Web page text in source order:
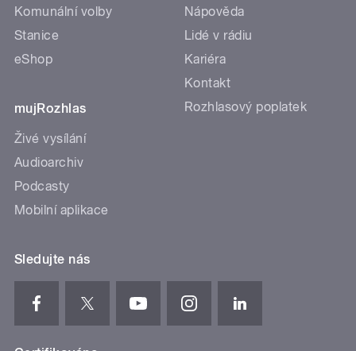
Komunální volby
Stanice
eShop
mujRozhlas
Živé vysílání
Audioarchiv
Podcasty
Mobilní aplikace
Nápověda
Lidé v rádiu
Kariéra
Kontakt
Rozhlasový poplatek
Sledujte nás